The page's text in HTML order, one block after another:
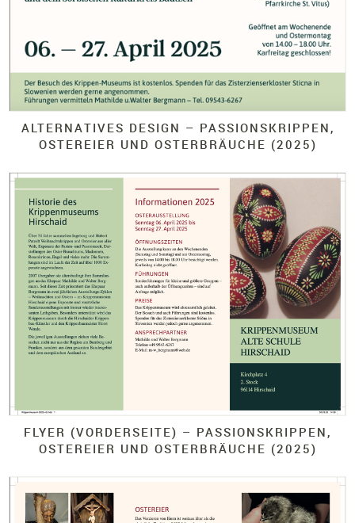
ALTERNATIVES DESIGN – PASSIONSKRIPPEN,
OSTEREIER UND OSTERBRÄUCHE (2025)
FLYER (VORDERSEITE) – PASSIONSKRIPPEN,
OSTEREIER UND OSTERBRÄUCHE (2025)